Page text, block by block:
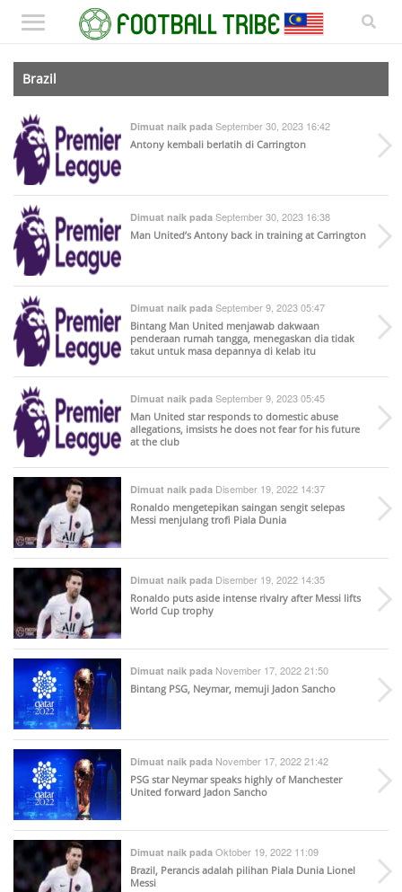
Brazil
Dimuat naik pada September 30, 2023 16:42
Antony kembali berlatih di Carrington
Dimuat naik pada September 30, 2023 16:38
Man United’s Antony back in training at Carrington
Dimuat naik pada September 9, 2023 05:47
Bintang Man United menjawab dakwaan
penderaan rumah tangga, menegaskan dia tidak
takut untuk masa depannya di kelab itu
Dimuat naik pada September 9, 2023 05:45
Man United star responds to domestic abuse
allegations, imsists he does not fear for his future
at the club
Dimuat naik pada Disember 19, 2022 14:37
Ronaldo mengetepikan saingan sengit selepas
Messi menjulang trofi Piala Dunia
Dimuat naik pada Disember 19, 2022 14:35
Ronaldo puts aside intense rivalry after Messi lifts
World Cup trophy
Dimuat naik pada November 17, 2022 21:50
Bintang PSG, Neymar, memuji Jadon Sancho
Dimuat naik pada November 17, 2022 21:42
PSG star Neymar speaks highly of Manchester
United forward Jadon Sancho
Dimuat naik pada Oktober 19, 2022 11:09
Brazil, Perancis adalah pilihan Piala Dunia Lionel
Messi